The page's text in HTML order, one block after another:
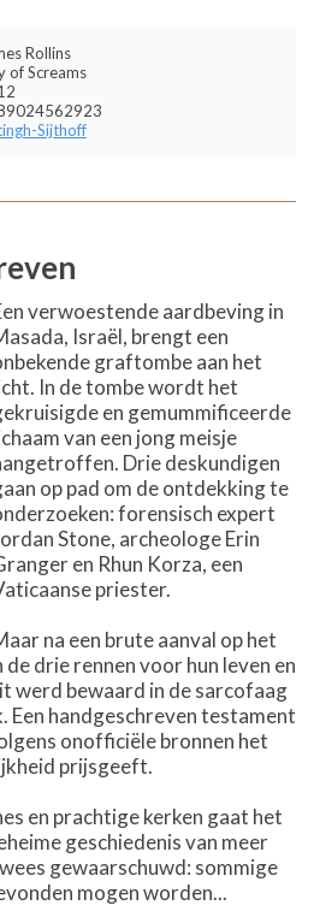
Rollins
of Screams
Sijthoff
verwoestende aardbeving in
Israël, brengt een
graftombe aan het
In de tombe wordt het
en gemummificeerde
van een jong meisje
Drie deskundigen
op pad om de ontdekking te
forensisch expert
Stone, archeologe Erin
en Rhun Korza, een
priester.
na een brute aanval op het
drie rennen voor hun leven en
werd bewaard in de sarcofaag
Een handgeschreven testament
onofficiële bronnen het
prijsgeeft.
en prachtige kerken gaat het
geschiedenis van meer
gewaarschuwd: sommige
mogen worden...